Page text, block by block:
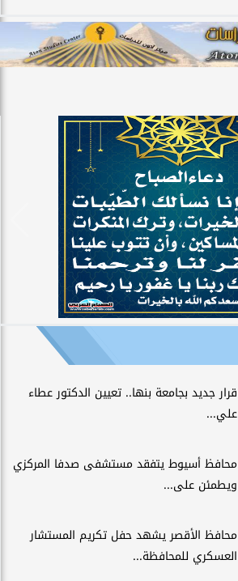
قرار جديد بجامعة بنها.. تعيين الدكتور عطاء
علي...
محافظ أسيوط يتفقد مستشفى صدفا المركزي
ويطمئن على...
محافظ الأقصر يشهد حفل تكريم المستشار
العسكري للمحافظة...